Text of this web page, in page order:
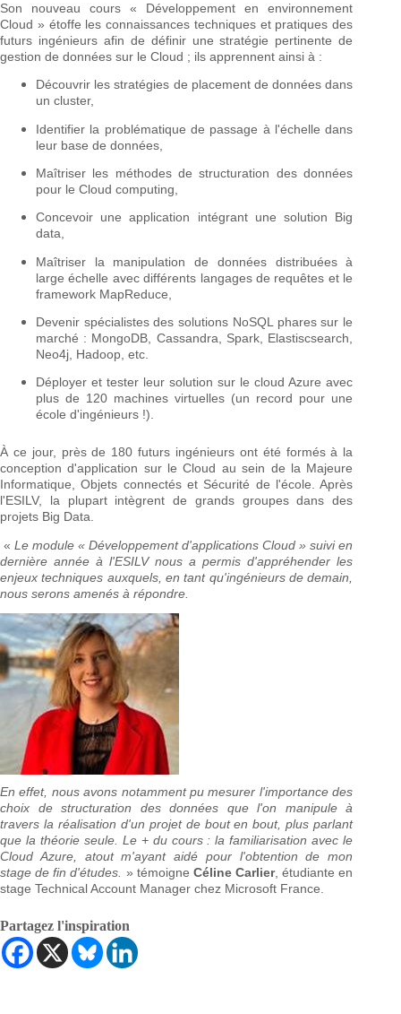
Son nouveau cours « Développement en environnement
Cloud » étoffe les connaissances techniques et pratiques des
futurs ingénieurs afin de définir une stratégie pertinente de
gestion de données sur le Cloud ; ils apprennent ainsi à :
Découvrir les stratégies de placement de données dans
un cluster,
Identifier la problématique de passage à l'échelle dans
leur base de données,
Maîtriser les méthodes de structuration des données
pour le Cloud computing,
Concevoir une application intégrant une solution Big
data,
Maîtriser la manipulation de données distribuées à
large échelle avec différents langages de requêtes et le
framework MapReduce,
Devenir spécialistes des solutions NoSQL phares sur le
marché : MongoDB, Cassandra, Spark, Elastiscsearch,
Neo4j, Hadoop, etc.
Déployer et tester leur solution sur le cloud Azure avec
plus de 120 machines virtuelles (un record pour une
école d'ingénieurs !).
À ce jour, près de 180 futurs ingénieurs ont été formés à la
conception d'application sur le Cloud au sein de la Majeure
Informatique, Objets connectés et Sécurité de l'école. Après
l'ESILV, la plupart intègrent de grands groupes dans des
projets Big Data.
«Le module « Développement d'applications Cloud » suivi en
dernière année à l'ESILV nous a permis d'appréhender les
enjeux techniques auxquels, en tant qu'ingénieurs de demain,
nous serons amenés à répondre.
En effet, nous avons notamment pu mesurer l'importance des
choix de structuration des données que l'on manipule à
travers la réalisation d'un projet de bout en bout, plus parlant
que la théorie seule. Le + du cours : la familiarisation avec le
Cloud Azure, atout m'ayant aidé pour l'obtention de mon
stage de fin d'études. » témoigne Céline Carlier, étudiante en
stage Technical Account Manager chez Microsoft France.
Partagez l'inspiration